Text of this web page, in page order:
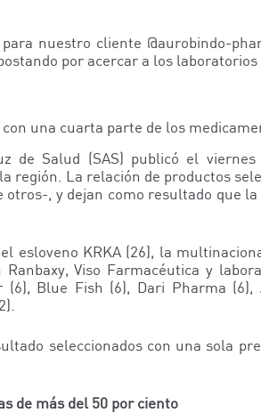
nuestro cliente @aurobindo-
por acercar a los laboratorios
una cuarta parte de los
de Salud (SAS) publicó el
región. La relación de productos
otros-, y dejan como resultado que
esloveno KRKA (26), la
Ranbaxy, Viso Farmacéutica y
(6), Blue Fish (6), Dari Pharma
seleccionados con una sola
de más del 50 por ciento